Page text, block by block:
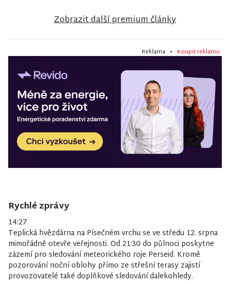
Zobrazit další premium články
Reklama • Koupit reklamu
Rychlé zprávy
14:27
Teplická hvězdárna na Písečném vrchu se ve středu 12. srpna
mimořádně otevře veřejnosti. Od 21:30 do půlnoci poskytne
zázemí pro sledování meteorického roje Perseid. Kromě
pozorování noční oblohy přímo ze střešní terasy zajistí
provozovatelé také doplňkové sledování dalekohledy.